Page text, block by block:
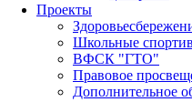
Проекты
Школьные
ВФСК "ГТО"
Правовое
Дополнительное